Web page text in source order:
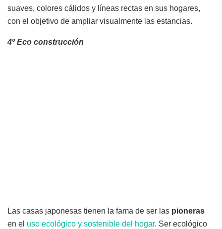
suaves, colores cálidos y líneas rectas en sus hogares,
con el objetivo de ampliar visualmente las estancias.
4º Eco construcción
Las casas japonesas tienen la fama de ser las pioneras
en el uso ecológico y sostenible del hogar. Ser ecológico